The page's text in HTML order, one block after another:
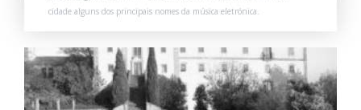
cidade alguns dos principais nomes da música eletrónica.